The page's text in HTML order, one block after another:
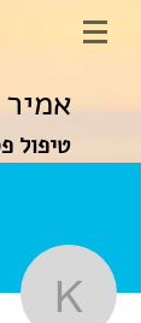
טיפול